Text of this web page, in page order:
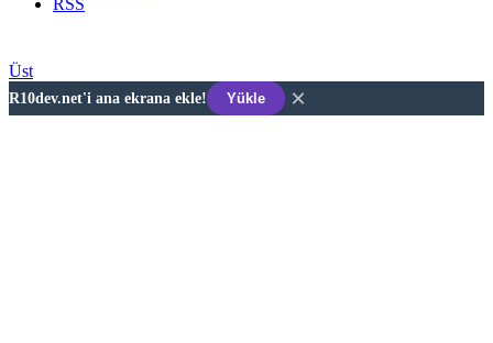
RSS
Üst
R10dev.net'i ana ekrana ekle! Yükle ×